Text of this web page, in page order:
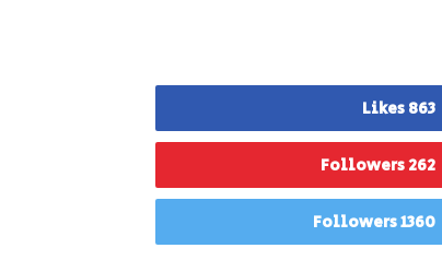
863 Likes
262 Followers
1360 Followers